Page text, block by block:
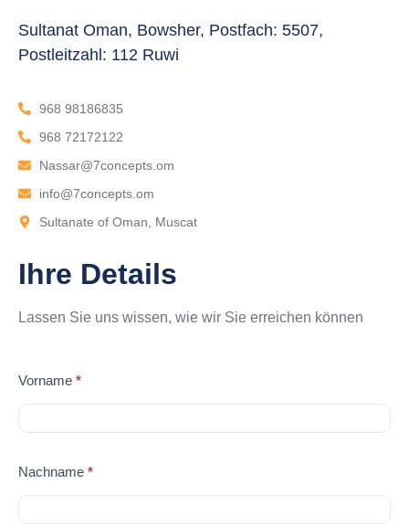
Sultanat Oman, Bowsher, Postfach: 5507,
Postleitzahl: 112 Ruwi
968 98186835
968 72172122
Nassar@7concepts.om
info@7concepts.om
Sultanate of Oman, Muscat
Ihre Details
Lassen Sie uns wissen, wie wir Sie erreichen können
Vorname *
Nachname *